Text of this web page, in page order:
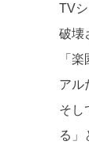
TV
破壊
「
アル
そし
る」